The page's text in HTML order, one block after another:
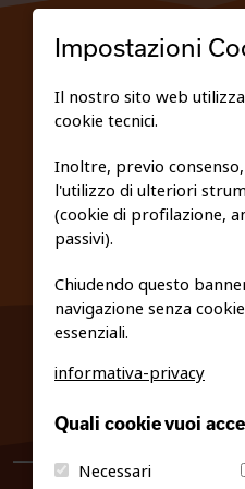
PRIVACY E
info@fiso.it|
Impostazioni
Il nostro sito web
cookie tecnici.
Inoltre, previo
l'utilizzo di ulteriori
(cookie di profilazione,
passivi).
Chiudendo questo
navigazione senza
essenziali.
informativa-privacy
Quali cookie vuoi
Necessari